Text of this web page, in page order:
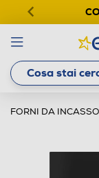
FORNI DA INCASSO